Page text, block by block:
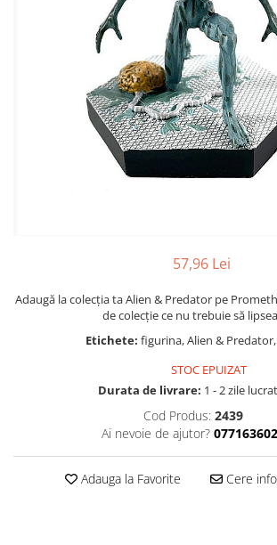
Mobilier miniatural
Baie miniaturala
Bucatarie miniatura
Dormitor miniatural
Exterior miniatural
Living miniatural
Seturi mobilier miniatural
Pardoseli si textile miniaturale
Decor interior miniatural
Miniaturi alimentare
Mancare miniaturala
Figurine miniaturale
Animale miniaturale
57,96 Lei
Adaugă la colecția ta Alien & Predator pe
de colecție ce nu trebuie să
Etichete: figurina, Alien &
STOC EPUIZAT
Durata de livrare: 1 - 2 zile
Cod Produs: 2439
Ai nevoie de ajutor?
Adauga la Favorite Cere